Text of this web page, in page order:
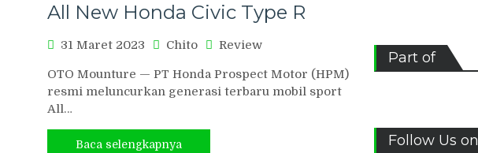
All New Honda Civic Type R
31 Maret 2023 Chito Review
OTO Mounture — PT Honda Prospect Motor (HPM)
resmi meluncurkan generasi terbaru mobil sport
All…
Baca selengkapnya
Part of
Follow Us on